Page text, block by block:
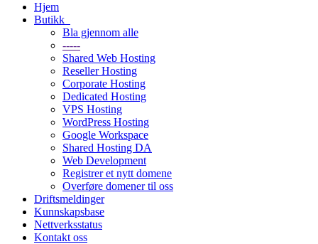
Hjem
Butikk
Bla gjennom alle
-----
Shared Web Hosting
Reseller Hosting
Corporate Hosting
Dedicated Hosting
VPS Hosting
WordPress Hosting
Google Workspace
Shared Hosting DA
Web Development
Registrer et nytt domene
Overføre domener til oss
Driftsmeldinger
Kunnskapsbase
Nettverksstatus
Kontakt oss